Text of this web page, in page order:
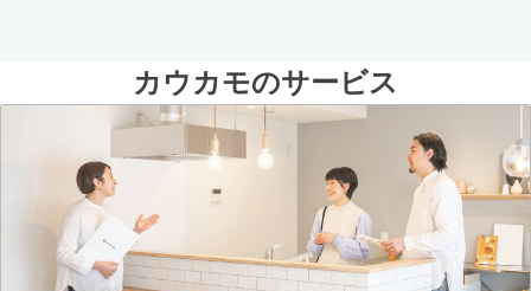
カウカモのサービス